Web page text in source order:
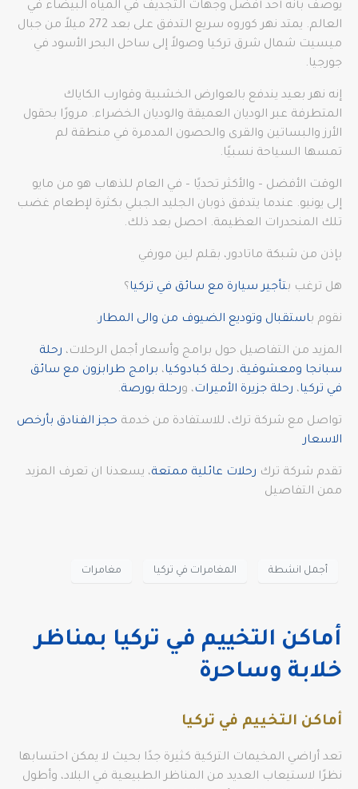
يوصف بأنه أحد أفضل وجهات التجديف في المياه البيضاء في
العالم. يمتد نهر كوروه سريع التدفق على بعد 272 ميلاً من جبال
ميسيت شمال شرق تركيا وصولاً إلى ساحل البحر الأسود في
جورجيا.
إنه نهر بعيد يندفع بالعوارض الخشبية وقوارب الكاياك
المتطرفة عبر الوديان العميقة والوديان الخضراء. مرورًا بحقول
الأرز والبساتين والقرى والحصون المدمرة في منطقة لم
تمسها السياحة نسبيًا.
الوقت الأفضل – والأكثر تحديًا – في العام للذهاب هو من مايو
إلى يونيو. عندما يتدفق ذوبان الجليد الجبلي بكثرة لإطعام غضب
تلك المنحدرات العظيمة. احصل بعد ذلك.
بإذن من شبكة ماتادور، بقلم لين مورفي
هل ترغب بتأجير سيارة مع سائق في تركيا ؟
نقوم باستقبال وتوديع الضيوف من والى المطار.
المزيد من التفاصيل حول برامج وأسعار أجمل الرحلات، رحلة
سبانجا ومعشوقية، رحلة كبادوكيا، برامج طرابزون مع سائق
في تركيا، رحلة جزيرة الأميرات، ورحلة بورصة.
تواصل مع شركة ترك، للاستفادة من خدمة حجز الفنادق بأرخص
الاسعار
تقدم شركة ترك رحلات عائلية ممتعة، يسعدنا ان تعرف المزيد
ممن التفاصيل
أجمل انشطة المغامرات في تركيا مغامرات
أماكن التخييم في تركيا بمناظر
خلابة وساحرة
أماكن التخييم في تركيا
تعد أراضي المخيمات التركية كثيرة جدًا بحيث لا يمكن احتسابها
نظرًا لاستيعاب العديد من المناظر الطبيعية في البلاد، وأطول